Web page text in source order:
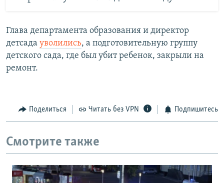
Глава департамента образования и директор
детсада уволились, а подготовительную группу
детского сада, где был убит ребенок, закрыли на
ремонт.
Поделиться Читать без VPN Подпишитесь
Смотрите также